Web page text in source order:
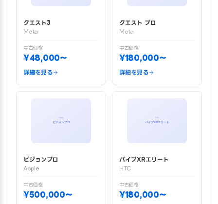
クエスト3
Meta
中古価格
¥48,000〜
詳細を見る
クエスト プロ
Meta
中古価格
¥180,000〜
詳細を見る
ビジョンプロ
Apple
中古価格
¥500,000〜
バイブXRエリート
HTC
中古価格
¥180,000〜